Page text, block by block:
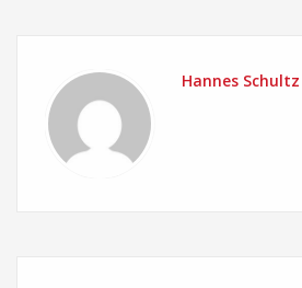
Hannes Schultz